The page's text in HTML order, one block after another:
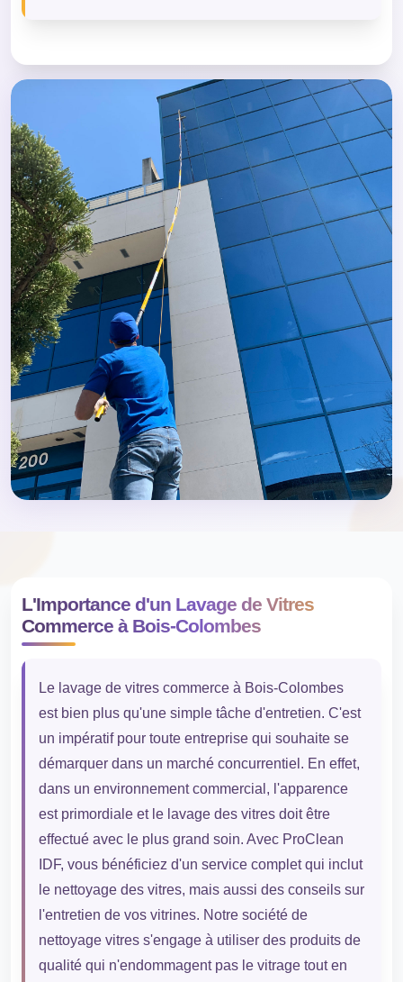
L'Importance d'un Lavage de Vitres
Commerce à Bois-Colombes
Le lavage de vitres commerce à Bois-Colombes
est bien plus qu'une simple tâche d'entretien. C'est
un impératif pour toute entreprise qui souhaite se
démarquer dans un marché concurrentiel. En effet,
dans un environnement commercial, l'apparence
est primordiale et le lavage des vitres doit être
effectué avec le plus grand soin. Avec ProClean
IDF, vous bénéficiez d'un service complet qui inclut
le nettoyage des vitres, mais aussi des conseils sur
l'entretien de vos vitrines. Notre société de
nettoyage vitres s'engage à utiliser des produits de
qualité qui n'endommagent pas le vitrage tout en